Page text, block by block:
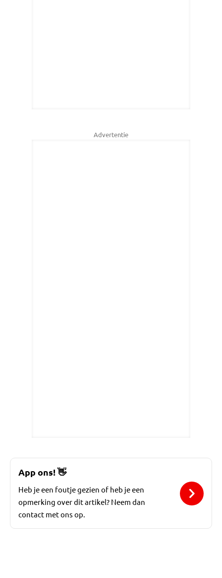
Advertentie
App ons!👋
Heb je een foutje gezien of heb je een
opmerking over dit artikel? Neem dan
contact met ons op.